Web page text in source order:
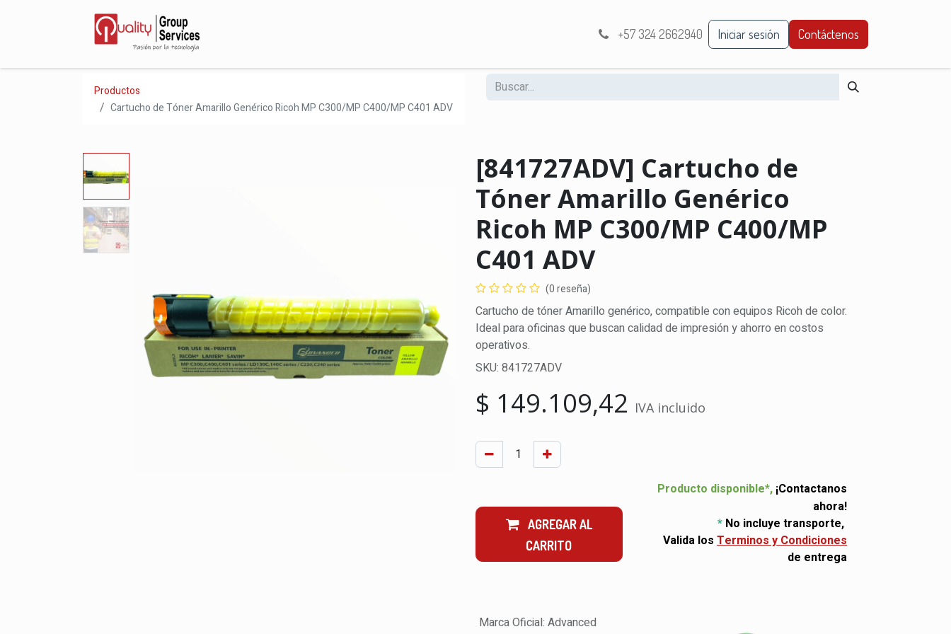
Familia Quality Trabaja con nostros Blog empresarial
+57 324 2662940 Iniciar sesión Contáctenos
Productos
Cartucho de Tóner Amarillo Genérico Ricoh MP C300/MP C400/MP C401 ADV
[841727ADV] Cartucho de
Tóner Amarillo Genérico
Ricoh MP C300/MP C400/MP
C401 ADV
(0 reseña)
Cartucho de tóner Amarillo genérico, compatible con equipos Ricoh de color.
Ideal para oficinas que buscan calidad de impresión y ahorro en costos
operativos.
SKU: 841727ADV
$ 149.109,42 IVA incluido
AGREGAR AL
CARRITO
Producto disponible*, ¡Contactanos
ahora!
​ * No incluye transporte,
Valida los Terminos y Condiciones
de entrega
Marca Oficial: Advanced